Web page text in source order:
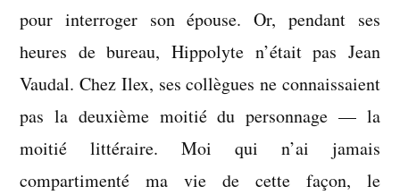
pour interroger son épouse. Or, pendant ses
heures de bureau, Hippolyte n’était pas Jean
Vaudal. Chez Ilex, ses collègues ne connaissaient
pas la deuxième moitié du personnage — la
moitié littéraire. Moi qui n’ai jamais
compartimenté ma vie de cette façon, le